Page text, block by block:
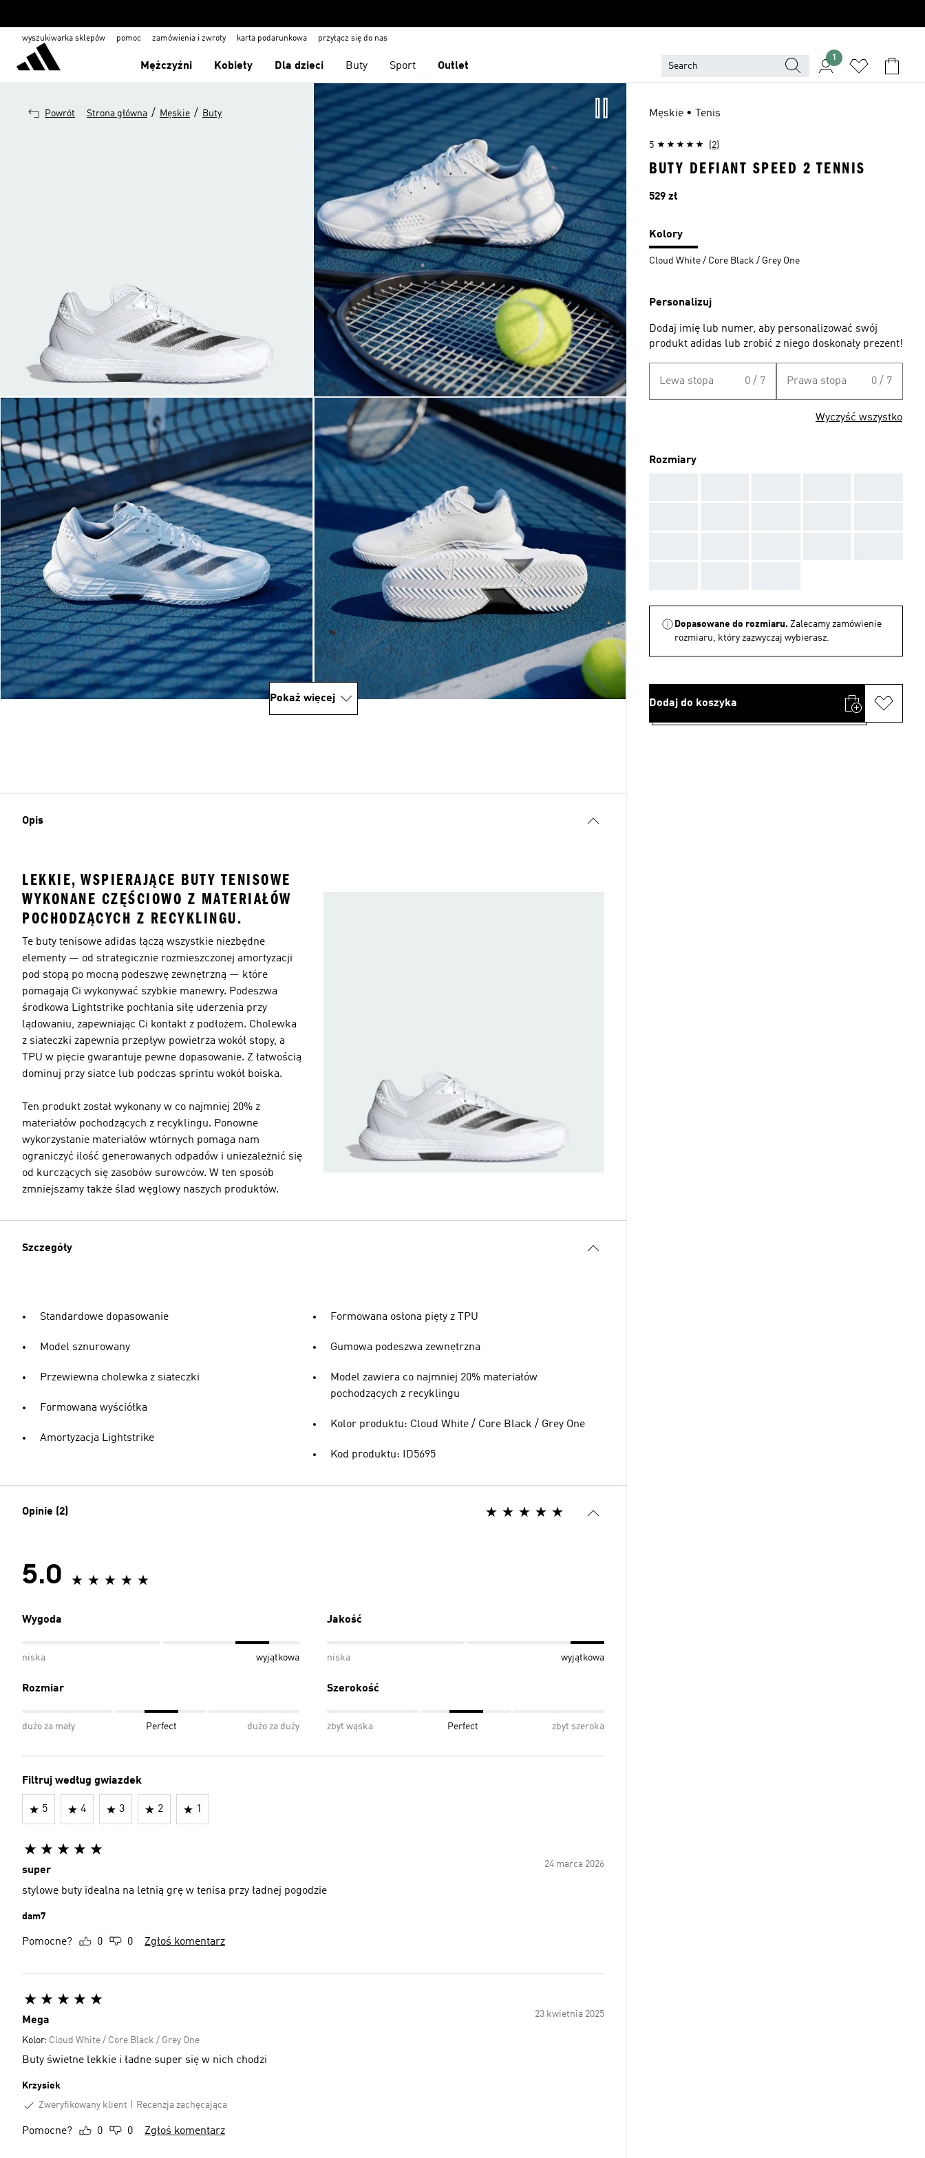
wyszukiwarka sklepów pomoc zamówienia i zwroty karta podarunkowa przyłącz się do nas
Mężczyźni Kobiety Dla dzieci Buty Sport Outlet
1
Powrót Strona główna / Męskie / Buty
Pokaż więcej
Opis
LEKKIE, WSPIERAJĄCE BUTY TENISOWE
WYKONANE CZĘŚCIOWO Z MATERIAŁÓW
POCHODZĄCYCH Z RECYKLINGU.
Te buty tenisowe adidas łączą wszystkie niezbędne
elementy — od strategicznie rozmieszczonej amortyzacji
pod stopą po mocną podeszwę zewnętrzną — które
pomagają Ci wykonywać szybkie manewry. Podeszwa
środkowa Lightstrike pochłania siłę uderzenia przy
lądowaniu, zapewniając Ci kontakt z podłożem. Cholewka
z siateczki zapewnia przepływ powietrza wokół stopy, a
TPU w pięcie gwarantuje pewne dopasowanie. Z łatwością
dominuj przy siatce lub podczas sprintu wokół boiska.
Ten produkt został wykonany w co najmniej 20% z
materiałów pochodzących z recyklingu. Ponowne
wykorzystanie materiałów wtórnych pomaga nam
ograniczyć ilość generowanych odpadów i uniezależnić się
od kurczących się zasobów surowców. W ten sposób
zmniejszamy także ślad węglowy naszych produktów.
Szczegóły
Standardowe dopasowanie
Model sznurowany
Przewiewna cholewka z siateczki
Formowana wyściółka
Amortyzacja Lightstrike
Formowana osłona pięty z TPU
Gumowa podeszwa zewnętrzna
Model zawiera co najmniej 20% materiałów
pochodzących z recyklingu
Kolor produktu: Cloud White / Core Black / Grey One
Kod produktu: ID5695
Opinie (2)
5.0
Wygoda
niska wyjątkowa
Jakość
niska wyjątkowa
Rozmiar
dużo za mały Perfect dużo za duży
Szerokość
zbyt wąska Perfect zbyt szeroka
Filtruj według gwiazdek
5 4 3 2 1
24 marca 2026
super
stylowe buty idealna na letnią grę w tenisa przy ładnej pogodzie
dam7
Pomocne? 0 0 Zgłoś komentarz
23 kwietnia 2025
Mega
Kolor: Cloud White / Core Black / Grey One
Buty świetne lekkie i ładne super się w nich chodzi
Krzysiek
Zweryfikowany klient
Recenzja zachęcająca
Pomocne? 0 0 Zgłoś komentarz
Męskie • Tenis
5 (2)
BUTY DEFIANT SPEED 2 TENNIS
Cena
529 zł
Kolory
Cloud White / Core Black / Grey One
Personalizuj
Dodaj imię lub numer, aby personalizować swój
produkt adidas lub zrobić z niego doskonały prezent!
Lewa stopa 0 / 7 Prawa stopa 0 / 7
Wyczyść wszystko
Rozmiary
Dopasowane do rozmiaru. Zalecamy zamówienie
rozmiaru, który zazwyczaj wybierasz.
Dodaj do koszyka